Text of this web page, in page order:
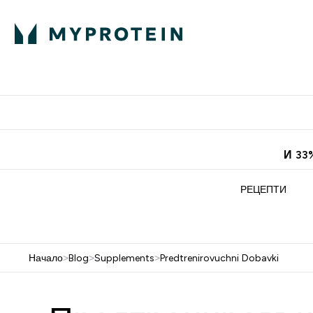
И
РЕЦЕПТИ
Начало>Blog>Supplements>Predtrenirovuchni Dobavki